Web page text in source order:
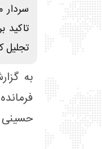
سردار
تاکید
تجلیل
به
حسینی